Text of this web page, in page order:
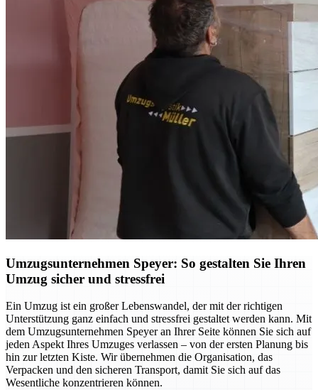
Umzugsunternehmen Speyer: So gestalten Sie Ihren
Umzug sicher und stressfrei
Ein Umzug ist ein großer Lebenswandel, der mit der richtigen
Unterstützung ganz einfach und stressfrei gestaltet werden kann. Mit
dem Umzugsunternehmen Speyer an Ihrer Seite können Sie sich auf
jeden Aspekt Ihres Umzuges verlassen – von der ersten Planung bis
hin zur letzten Kiste. Wir übernehmen die Organisation, das
Verpacken und den sicheren Transport, damit Sie sich auf das
Wesentliche konzentrieren können.